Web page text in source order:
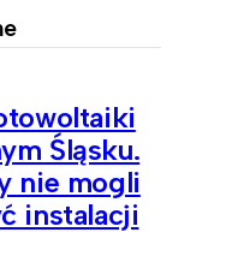
Śląsku.
nie mogli
instalacji